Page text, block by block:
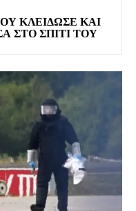
ΚΛΕΙΔΩΣΕ ΚΑΙ
ΣΤΟ ΣΠΙΤΙ ΤΟΥ